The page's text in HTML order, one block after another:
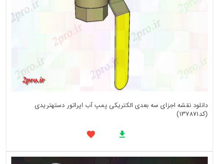
دانلود نقشه اجزای سه بعدی الکتریکی پمپ آب اپراتور دستهتریدی
(کد137871)